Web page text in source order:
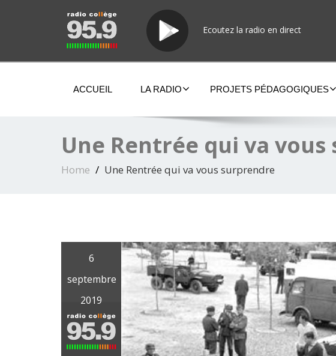
Ecoutez la radio en direct
ACCUEIL LA RADIO PROJETS PÉDAGOGIQUES
Une Rentrée qui va
Home Une Rentrée qui va vous surprendre
6
septembre
2019